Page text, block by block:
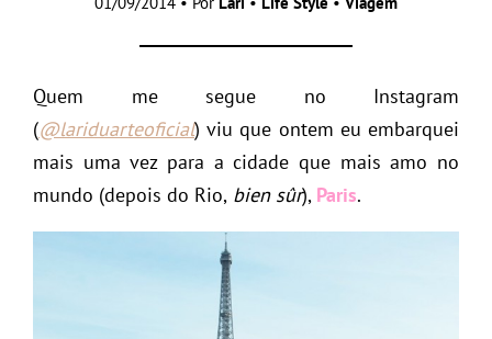
Quem me segue no Instagram
(@lariduarteoficial) viu que ontem eu embarquei
mais uma vez para a cidade que mais amo no
mundo (depois do Rio, bien sûr), Paris.